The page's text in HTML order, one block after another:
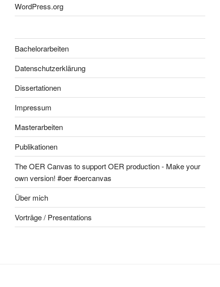
WordPress.org
Bachelorarbeiten
Datenschutzerklärung
Dissertationen
Impressum
Masterarbeiten
Publikationen
The OER Canvas to support OER production - Make your
own version! #oer #oercanvas
Über mich
Vorträge / Presentations